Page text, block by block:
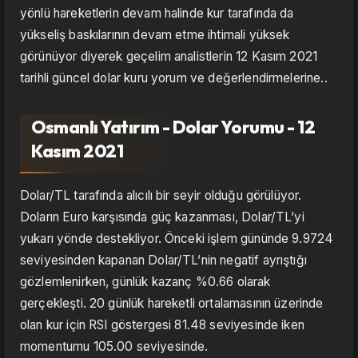
yönlü hareketlerin devam halinde kur tarafında da
yükseliş baskılarının devam etme ihtimali yüksek
görünüyor diyerek geçelim analistlerin 12 Kasım 2021
tarihli güncel dolar kuru yorum ve değerlendirmelerine..
Osmanlı Yatırım - Dolar Yorumu - 12
Kasım 2021
Dolar/TL tarafında alıcılı bir seyir olduğu görülüyor.
Doların Euro karşısında güç kazanması, Dolar/TL’yi
yukarı yönde destekliyor. Önceki işlem gününde 9.9724
seviyesinden kapanan Dolar/TL’nin negatif ayrıştığı
gözlemlenirken, günlük kazanç %0.66 olarak
gerçekleşti. 20 günlük hareketli ortalamasının üzerinde
olan kur için RSI göstergesi 81.48 seviyesinde iken
momentumu 105.00 seviyesinde.